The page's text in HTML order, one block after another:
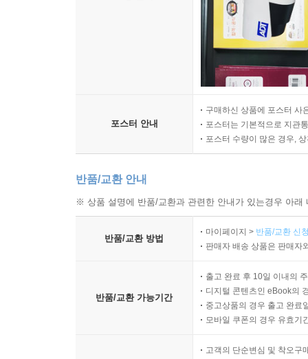
포스터 안내
구매하신 상품에 포스터 사
포스터는 기본적으로 지관
포스터 수량이 많은 경우,
반품/교환 안내
※ 상품 설명에 반품/교환과 관련한 안내가 있는경우 아
반품/교환 방법
마이페이지 > 반품/교환 신
판매자 배송 상품은 판매자
반품/교환 가능기간
출고 완료 후 10일 이내의
디지털 콘텐츠인 eBook의
중고상품의 경우 출고 완료
모바일 쿠폰의 경우 유효기
고객의 단순변심 및 착오구